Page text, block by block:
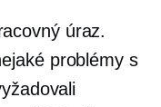
úraz.
problémy s